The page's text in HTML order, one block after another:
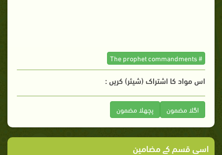
# The prophet commandments
اس مواد کا اشتراک (شیئر) کریں :
پچھلا مضمون اگلا مضمون
اسی قسم کے مضامین